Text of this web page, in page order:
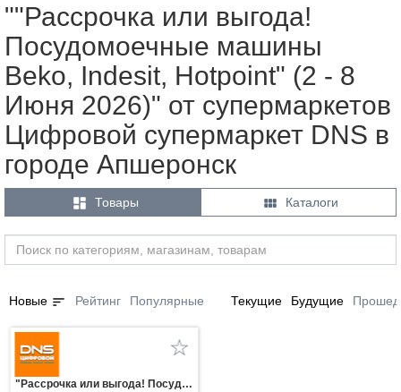
""Рассрочка или выгода!
Посудомоечные машины
Beko, Indesit, Hotpoint" (2 - 8
Июня 2026)" от супермаркетов
Цифровой супермаркет DNS в
городе Апшеронск
 Товары  Каталоги
Новые sort Рейтинг Популярные Текущие Будущие
"Рассрочка или выгода! Посудомоечные машины Beko, Indesit, Hotpoint"